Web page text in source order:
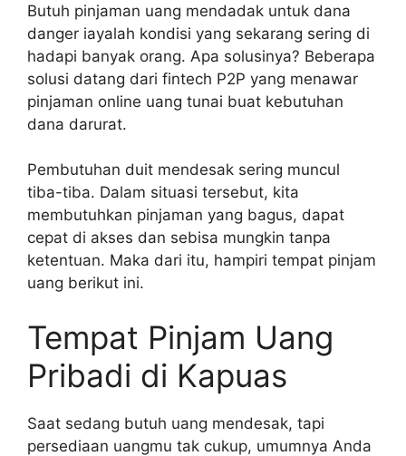
Butuh pinjaman uang mendadak untuk dana
danger iayalah kondisi yang sekarang sering di
hadapi banyak orang. Apa solusinya? Beberapa
solusi datang dari fintech P2P yang menawar
pinjaman online uang tunai buat kebutuhan
dana darurat.
Pembutuhan duit mendesak sering muncul
tiba-tiba. Dalam situasi tersebut, kita
membutuhkan pinjaman yang bagus, dapat
cepat di akses dan sebisa mungkin tanpa
ketentuan. Maka dari itu, hampiri tempat pinjam
uang berikut ini.
Tempat Pinjam Uang
Pribadi di Kapuas
Saat sedang butuh uang mendesak, tapi
persediaan uangmu tak cukup, umumnya Anda